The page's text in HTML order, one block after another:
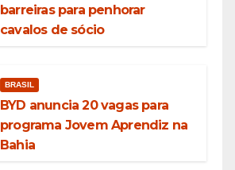
barreiras para penhorar
cavalos de sócio
BRASIL
BYD anuncia 20 vagas para
programa Jovem Aprendiz na
Bahia